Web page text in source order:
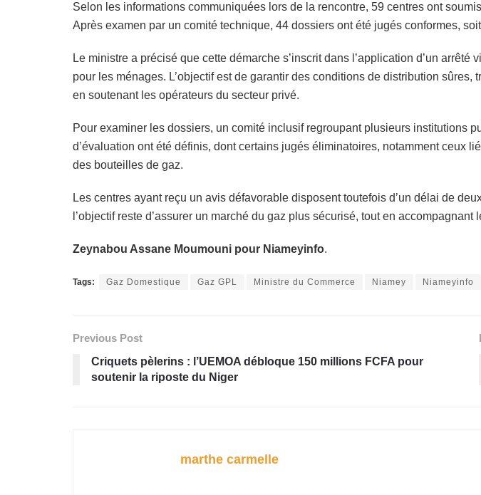
Selon les informations communiquées lors de la rencontre, 59 centres ont
Après examen par un comité technique, 44 dossiers ont été jugés conformes,
Le ministre a précisé que cette démarche s’inscrit dans l’application d’un
pour les ménages. L’objectif est de garantir des conditions de distribution
en soutenant les opérateurs du secteur privé.
Pour examiner les dossiers, un comité inclusif regroupant plusieurs institutions
d’évaluation ont été définis, dont certains jugés éliminatoires, notamment ceux
des bouteilles de gaz.
Les centres ayant reçu un avis défavorable disposent toutefois d’un délai de
l’objectif reste d’assurer un marché du gaz plus sécurisé, tout en
Zeynabou Assane Moumouni pour Niameyinfo.
Tags: Gaz Domestique Gaz GPL Ministre du Commerce Niamey Niameyinfo
Previous Post
Criquets pèlerins : l’UEMOA débloque 150 millions FCFA pour
soutenir la riposte du Niger
marthe carmelle